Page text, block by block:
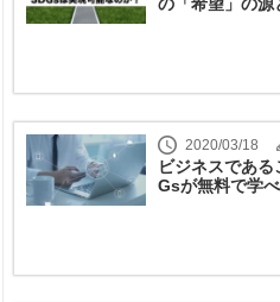
2020/03/18
ビジネスであ
Gsが無料で学